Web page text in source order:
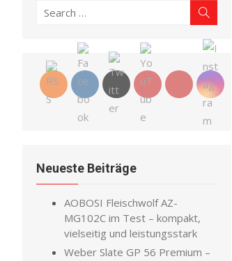
Search
Neueste Beiträge
AOBOSI Fleischwolf AZ-
MG102C im Test – kompakt,
vielseitig und leistungsstark
Weber Slate GP 56 Premium –